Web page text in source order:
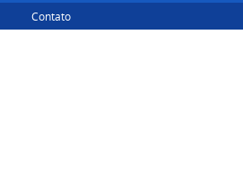
Contato